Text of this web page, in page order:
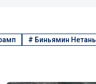
# Биньямин